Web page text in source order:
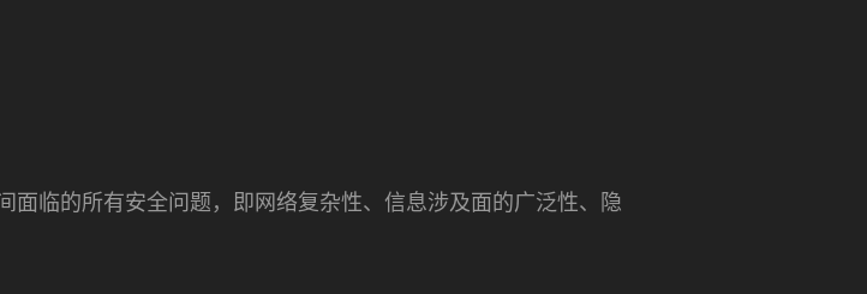
面临的所有安全问题，即网络复杂性、信息涉及面的广泛性、隐